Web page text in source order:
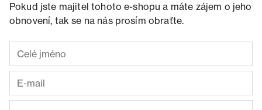
Pokud jste majitel tohoto e-shopu a máte zájem o jeho
obnovení, tak se na nás prosím obraťte.